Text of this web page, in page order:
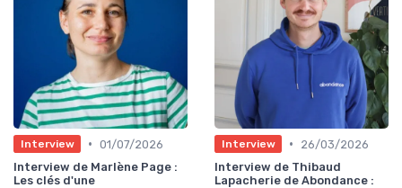
Interview • 01/07/2026
Interview de Marlène Page :
Les clés d'une
Interview •
26/03/2026
Interview de Thibaud
Lapacherie de Abondance :